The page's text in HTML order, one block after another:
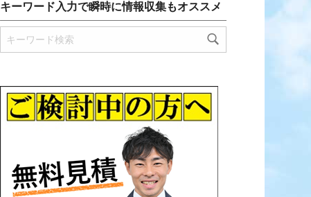
キーワード入力で瞬時に情報収集もオススメ